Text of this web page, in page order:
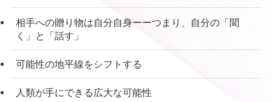
相手への贈り物は自分自身ーーつまり、自分の「聞
く」と「話す」
可能性の地平線をシフトする
人類が手にできる広大な可能性